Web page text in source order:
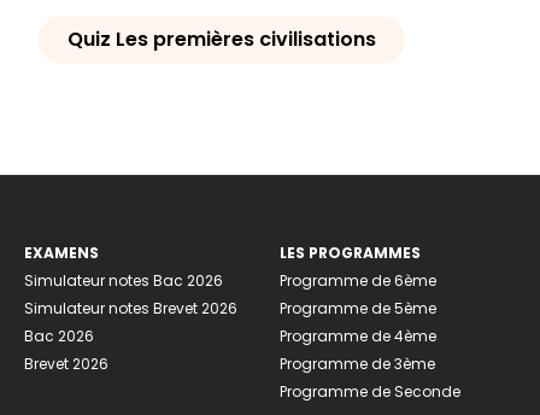
Quiz Les premières civilisations
EXAMENS
Simulateur notes Bac 2026
Simulateur notes Brevet 2026
Bac 2026
Brevet 2026
LES PROGRAMMES
Programme de 6ème
Programme de 5ème
Programme de 4ème
Programme de 3ème
Programme de Seconde